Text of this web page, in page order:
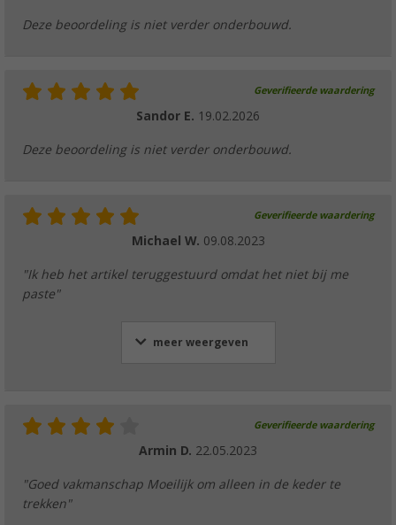
Deze beoordeling is niet verder onderbouwd.
Geverifieerde waardering
Sandor E. 19.02.2026
Deze beoordeling is niet verder onderbouwd.
Geverifieerde waardering
Michael W. 09.08.2023
"Ik heb het artikel teruggestuurd omdat het niet bij me
paste"
meer weergeven
Geverifieerde waardering
Armin D. 22.05.2023
"Goed vakmanschap Moeilijk om alleen in de keder te
trekken"